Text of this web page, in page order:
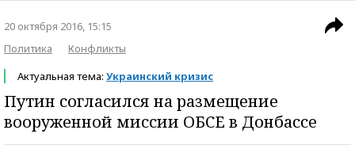
20 октября 2016, 15:15
Политика
Конфликты
Актуальная тема: Украинский кризис
Путин согласился на размещение
вооруженной миссии ОБСЕ в Донбассе